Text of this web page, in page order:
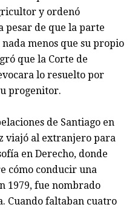
y ordenó
pesar de que la parte
menos que su propio
que la Corte de
lo resuelto por
progenitor.
de Santiago en
viajó al extranjero para
en Derecho, donde
cómo conducir una
1979, fue nombrado
Cuando faltaban cuatro